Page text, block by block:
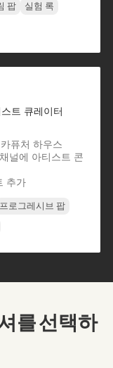
팝
실험 록
트 큐레이터
퓨처 하우스
널에 아티스트 콘
추가
프로그레시브 팝
를 선택하